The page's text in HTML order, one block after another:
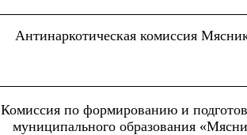
Антинаркотическая комиссия
Комиссия по формированию и
муниципального образования